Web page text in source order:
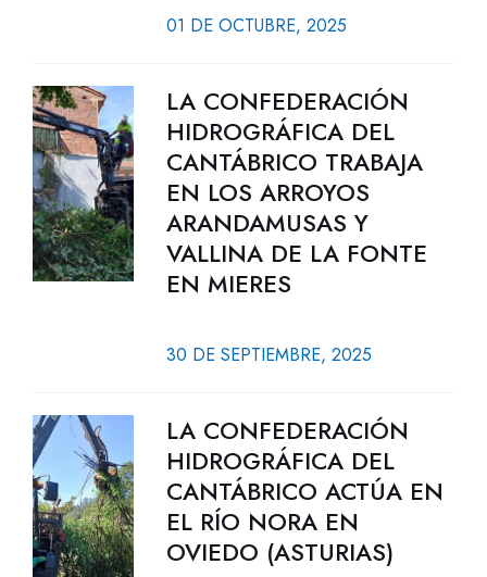
01 DE OCTUBRE, 2025
LA CONFEDERACIÓN
HIDROGRÁFICA DEL
CANTÁBRICO TRABAJA
EN LOS ARROYOS
ARANDAMUSAS Y
VALLINA DE LA FONTE
EN MIERES
30 DE SEPTIEMBRE, 2025
LA CONFEDERACIÓN
HIDROGRÁFICA DEL
CANTÁBRICO ACTÚA EN
EL RÍO NORA EN
OVIEDO (ASTURIAS)